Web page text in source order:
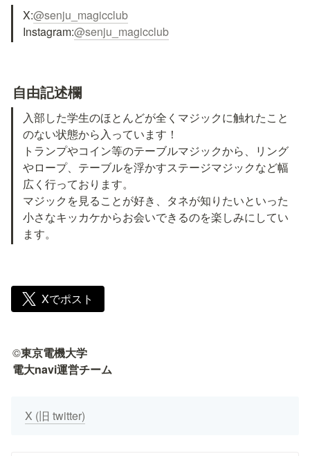
X:@senju_magicclub
Instagram:@senju_magicclub
自由記述欄
入部した学生のほとんどが全くマジックに触れたこと
のない状態から入っています！
トランプやコイン等のテーブルマジックから、リング
やロープ、テーブルを浮かすステージマジックなど幅
広く行っております。
マジックを見ることが好き、タネが知りたいといった
小さなキッカケからお会いできるのを楽しみにしてい
ます。
Xでポスト
©東京電機大学
電大navi運営チーム
X (旧 twitter)